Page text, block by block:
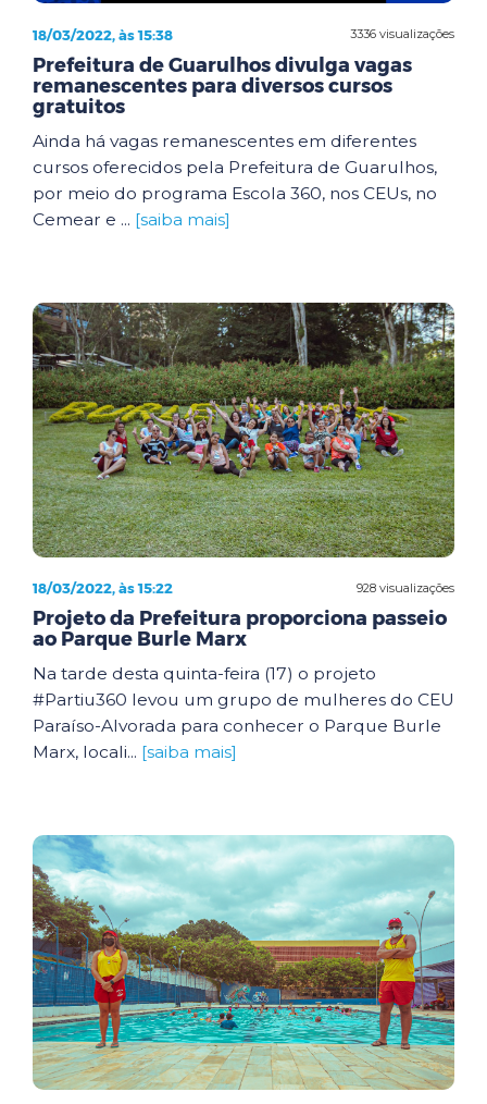
3336 visualizações
18/03/2022, às 15:38
Prefeitura de Guarulhos divulga vagas
remanescentes para diversos cursos
gratuitos
Ainda há vagas remanescentes em diferentes
cursos oferecidos pela Prefeitura de Guarulhos,
por meio do programa Escola 360, nos CEUs, no
Cemear e ... [saiba mais]
928 visualizações
18/03/2022, às 15:22
Projeto da Prefeitura proporciona passeio
ao Parque Burle Marx
Na tarde desta quinta-feira (17) o projeto
#Partiu360 levou um grupo de mulheres do CEU
Paraíso-Alvorada para conhecer o Parque Burle
Marx, locali... [saiba mais]